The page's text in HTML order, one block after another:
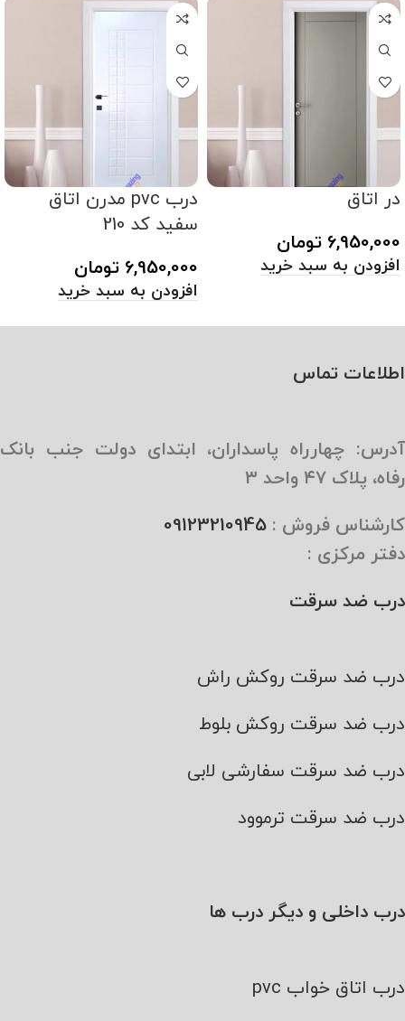
در اتاق
6,950,000 تومان
افزودن به سبد خرید
درب pvc مدرن اتاق
سفید کد 210
6,950,000 تومان
افزودن به سبد خرید
اطلاعات تماس
آدرس: چهارراه پاسداران، ابتدای دولت جنب بانک
رفاه، پلاک ۴۷ واحد ۳
کارشناس فروش : 09123210945
دفتر مرکزی :
درب ضد سرقت
درب ضد سرقت روکش راش
درب ضد سرقت روکش بلوط
درب ضد سرقت سفارشی لابی
درب ضد سرقت ترموود
درب داخلی و دیگر درب ها
درب اتاق خواب pvc